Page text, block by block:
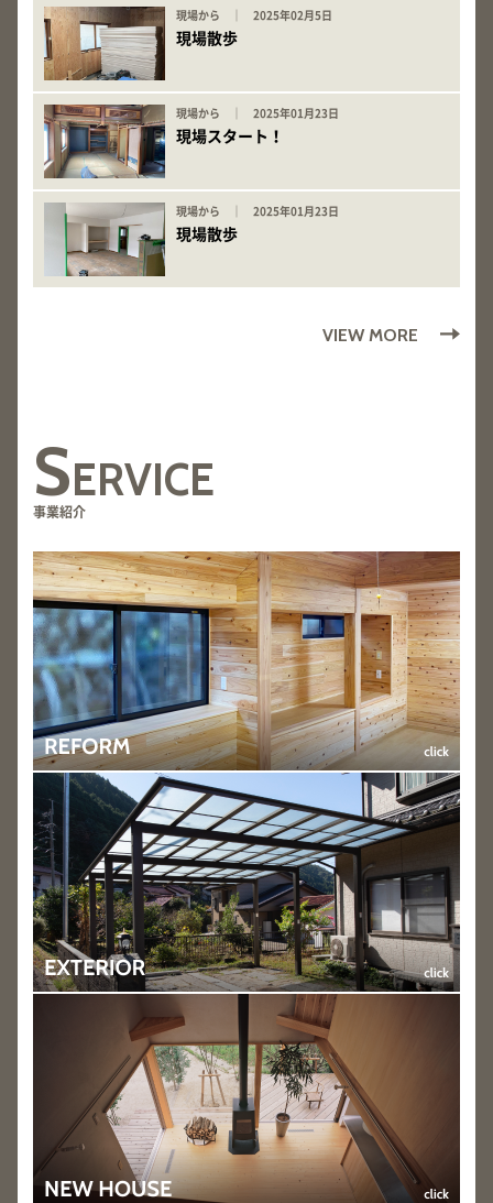
現場から ｜ 2025年02月5日
現場散歩
現場から ｜ 2025年01月23日
現場スタート！
現場から ｜ 2025年01月23日
現場散歩
VIEW MORE
SERVICE
事業紹介